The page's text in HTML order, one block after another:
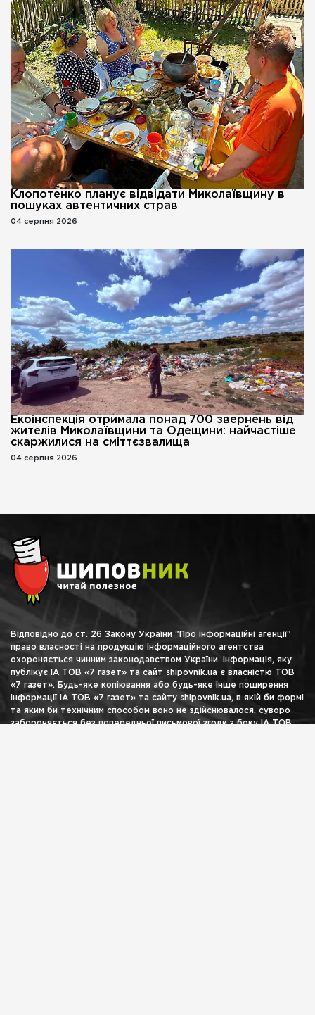
Клопотенко планує відвідати Миколаївщину в
пошуках автентичних страв
04 серпня 2026
Екоінспекція отримала понад 700 звернень від
жителів Миколаївщини та Одещини: найчастіше
скаржилися на сміттєзвалища
04 серпня 2026
Відповідно до ст. 26 Закону України "Про інформаційні агенції"
право власності на продукцію інформаційного агентства
охороняється чинним законодавством України. Інформація, яку
публікує ІА ТОВ «7 газет» та сайт shipovnik.ua є власністю ТОВ
«7 газет». Будь-яке копіювання або будь-яке інше поширення
інформації ІА ТОВ «7 газет» та сайту shipovnik.ua, в якій би формі
та яким би технічним способом воно не здійснювалося, суворо
забороняється без попередньої письмової згоди з боку ІА ТОВ